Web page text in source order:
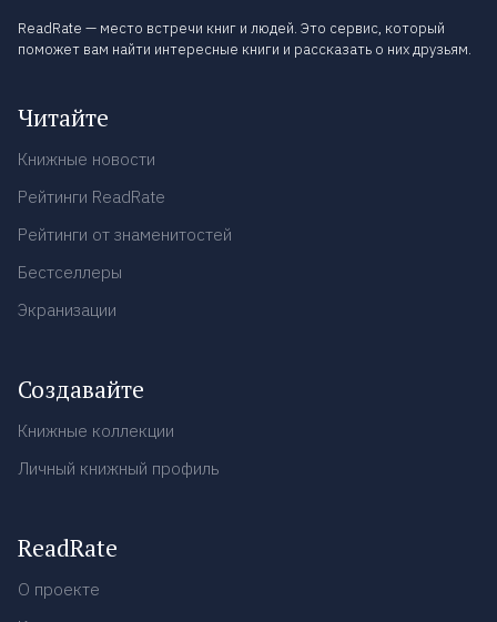
ReadRate — место встречи книг и людей. Это сервис, который
поможет вам найти интересные книги и рассказать о них друзьям.
Читайте
Книжные новости
Рейтинги ReadRate
Рейтинги от знаменитостей
Бестселлеры
Экранизации
Создавайте
Книжные коллекции
Личный книжный профиль
ReadRate
О проекте